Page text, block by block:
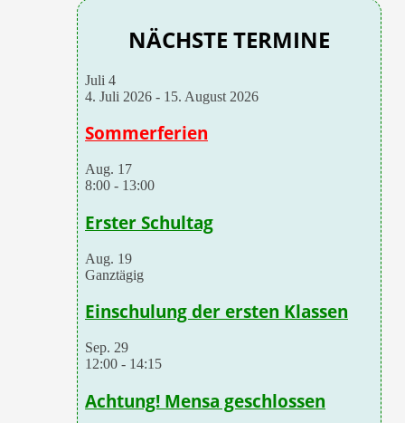
NÄCHSTE TERMINE
Juli 4
4. Juli 2026 - 15. August 2026
Sommerferien
Aug. 17
8:00 - 13:00
Erster Schultag
Aug. 19
Ganztägig
Einschulung der ersten Klassen
Sep. 29
12:00 - 14:15
Achtung! Mensa geschlossen